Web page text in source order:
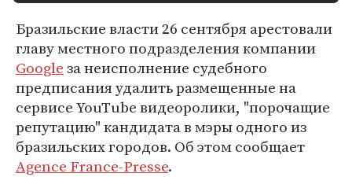
Бразильские власти 26 сентября арестовали
главу местного подразделения компании
Googleза неисполнение судебного
предписания удалить размещенные на
сервисе YouTube видеоролики, "порочащие
репутацию" кандидата в мэры одного из
бразильских городов. Об этом сообщает
Agence France-Presse.